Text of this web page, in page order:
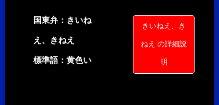
国東弁：きいね
え、きねえ
標準語：黄色い
きいねえ、き
ねえ の詳細説
明